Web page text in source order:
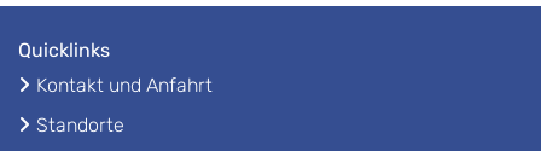
Quicklinks
Kontakt und Anfahrt
Standorte